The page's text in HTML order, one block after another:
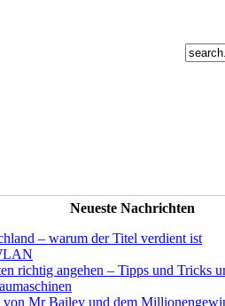
Neueste Nachrichten
– warum der Titel verdient ist
richtig angehen – Tipps und Tricks
von Mr Bailey und dem